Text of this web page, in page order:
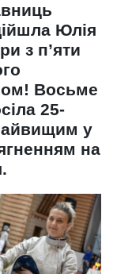
Юлія
з п’яти
Восьме
25-
у
на